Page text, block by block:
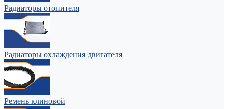
Радиаторы отопителя
Радиаторы охлаждения двигателя
Ремень клиновой